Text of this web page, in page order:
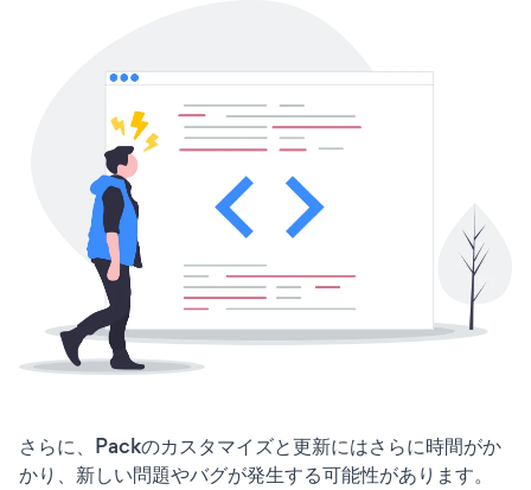
さらに、Packのカスタマイズと更新にはさらに時間がか
かり、新しい問題やバグが発生する可能性があります。